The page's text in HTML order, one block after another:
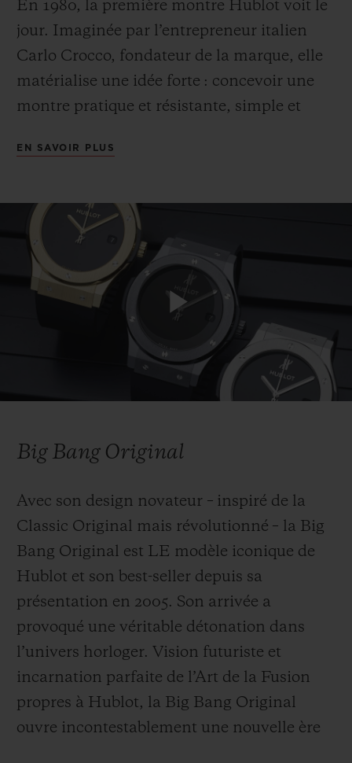
En 1980, la première montre Hublot voit le
jour. Imaginée par l’entrepreneur italien
Carlo Crocco, fondateur de la marque, elle
matérialise une idée forte : concevoir une
montre pratique et résistante, simple et
un design immédiatement reconnaissable.
horlogerie une matière précieuse ancestrale
– l’or – et un matériau moderne – le
caoutchouc – la Classic Original brise les
codes établis, impose une nouvelle vision
du luxe et signe les prémices de l’Art de la
Fusion selon Hublot. Sa forte personnalité
se forge dans le mariage des matériaux et
dans le design caractéristique de sa lunette
associé à un boîtier en or et à un cadran
esthétique des montres Hublot. Et plus
tard, le standard des montres sportives
haut de gamme.
EN SAVOIR PLUS
Play
Big Bang Original
Avec son design novateur – inspiré de la
Classic Original mais révolutionné – la Big
Bang Original est LE modèle iconique de
Hublot et son best-seller depuis sa
présentation en 2005. Son arrivée a
provoqué une véritable détonation dans
l’univers horloger. Vision futuriste et
incarnation parfaite de l’Art de la Fusion
propres à Hublot, la Big Bang Original
ouvre incontestablement une nouvelle ère
NOUS CONTACTER
TROUVER UNE BOUTIQUE